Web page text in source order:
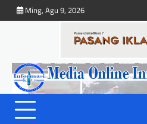
to
Ming, Agu 9, 2026